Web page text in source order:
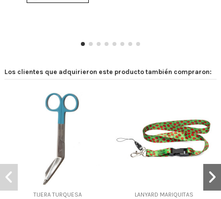
Los clientes que adquirieron este producto también compraron:
TIJERA TURQUESA
LANYARD MARIQUITAS